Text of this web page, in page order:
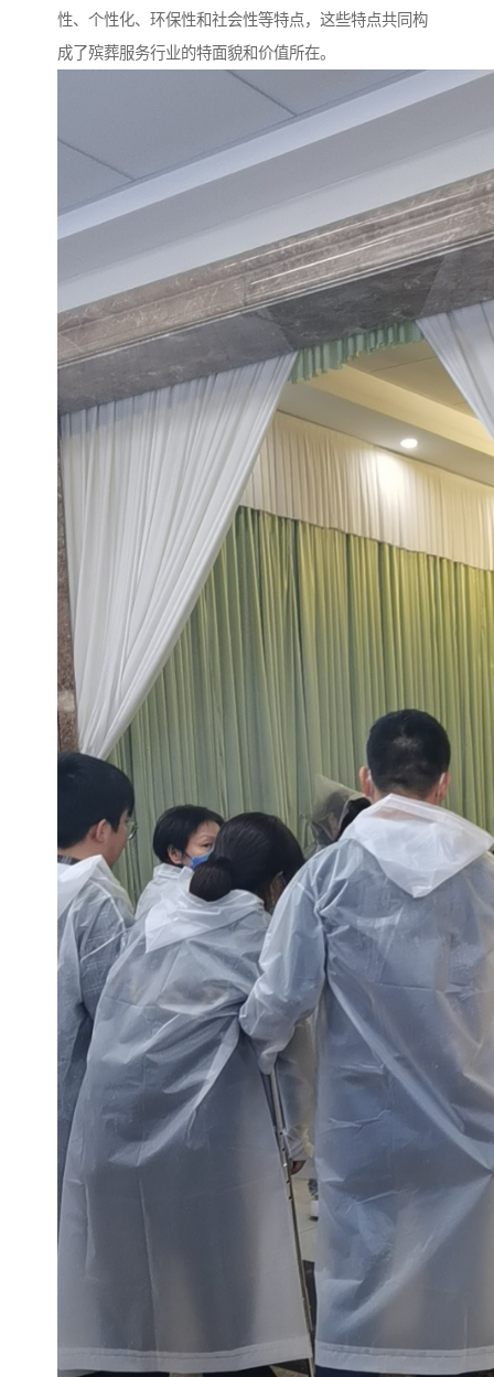
性、个性化、环保性和社会性等特点，这些特点共同构
成了殡葬服务行业的特面貌和价值所在。